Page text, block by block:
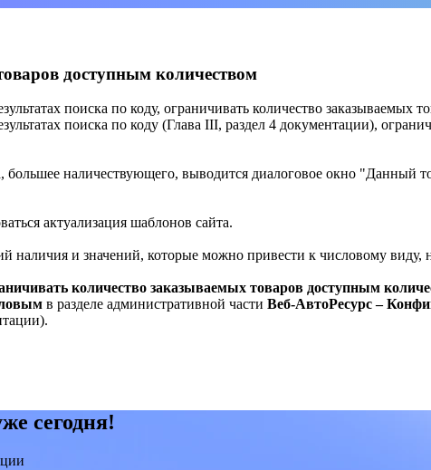
доступным количеством
поиска по коду, ограничивать количество заказываемых
поиска по коду (Глава III, раздел 4 документации),
наличествующего, выводится диалоговое окно "Данный
актуализация шаблонов сайта.
наличия и значений, которые можно привести к числовому
количество заказываемых товаров доступным
в разделе административной части Веб-АвтоРесурс –
сегодня!